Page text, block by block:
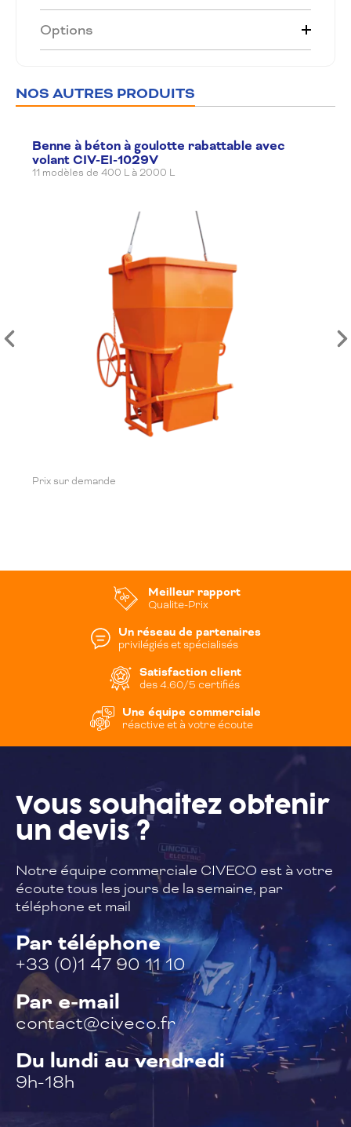
Options
NOS AUTRES PRODUITS
Benne à béton à goulotte rabattable avec
volant CIV-EI-1029V
11 modèles de 400 L à 2000 L
Prix sur demande
Meilleur rapport
Qualite-Prix
Un réseau de partenaires
privilégiés et spécialisés
Satisfaction client
des 4.60/5 certifiés
Une équipe commerciale
réactive et à votre écoute
Vous souhaitez obtenir
un devis ?
Notre équipe commerciale CIVECO est àvotre
écoute tous les jours de la semaine, par
téléphone et mail
Par téléphone
+33 (0)1 47 90 11 10
Par e-mail
contact@civeco.fr
Du lundi au vendredi
9h-18h